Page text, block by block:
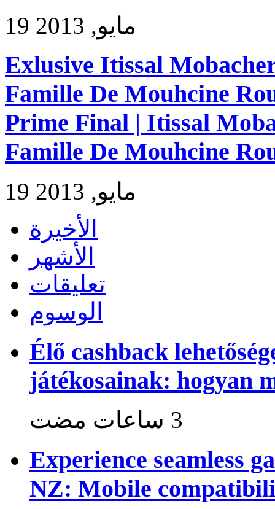
19 مايو, 2013
Exlusive Itissal
Famille De Mouhcine
Prime Final | Itissal
Famille De Mouhcine
19 مايو, 2013
الأخيرة
الأشهر
تعليقات
الوسوم
Élő cashback
játékosainak: hogyan
Experience seamless
NZ: Mobile